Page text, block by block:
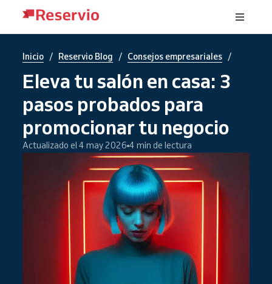
Inicio / Reservio Blog / Consejos empresariales /
Eleva tu salón en casa: 3
pasos probados para
promocionar tu negocio
Actualizado el 4 may 2026 4 min de lectura